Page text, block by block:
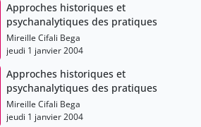
Approches historiques et
psychanalytiques des pratiques
Mireille Cifali Bega
jeudi 1 janvier 2004
Approches historiques et
psychanalytiques des pratiques
Mireille Cifali Bega
jeudi 1 janvier 2004